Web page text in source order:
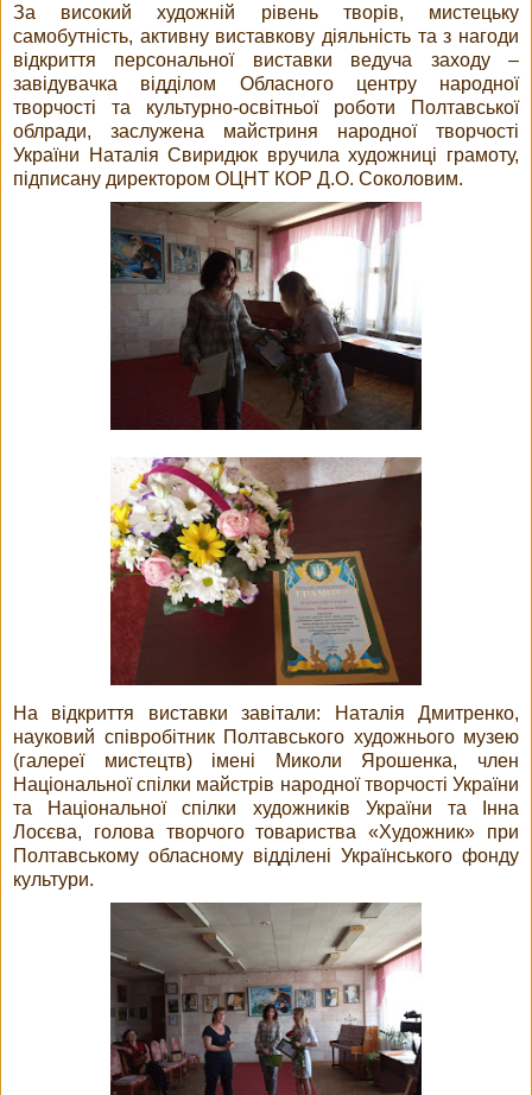
За високий художній рівень творів, мистецьку
самобутність, активну виставкову діяльність та з нагоди
відкриття персональної виставки ведуча заходу –
завідувачка відділом Обласного центру народної
творчості та культурно-освітньої роботи Полтавської
облради, заслужена майстриня народної творчості
України Наталія Свиридюк вручила художниці грамоту,
підписану директором ОЦНТ КОР Д.О. Соколовим.
На відкриття виставки завітали: Наталія Дмитренко,
науковий співробітник Полтавського художнього музею
(галереї мистецтв) імені Миколи Ярошенка, член
Національної спілки майстрів народної творчості України
та Національної спілки художників України та Інна
Лосєва, голова творчого товариства «Художник» при
Полтавському обласному відділені Українського фонду
культури.